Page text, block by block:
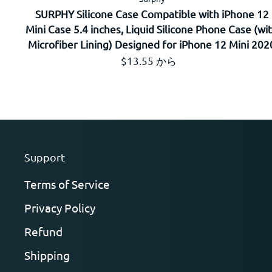
SURPHY Silicone Case Compatible with iPhone 12
Mini Case 5.4 inches, Liquid Silicone Phone Case
Microfiber Lining) Designed for iPhone 12 Mini
通常価格
$13.55 から
Support
Terms of Service
Privacy Policy
Refund
Shipping